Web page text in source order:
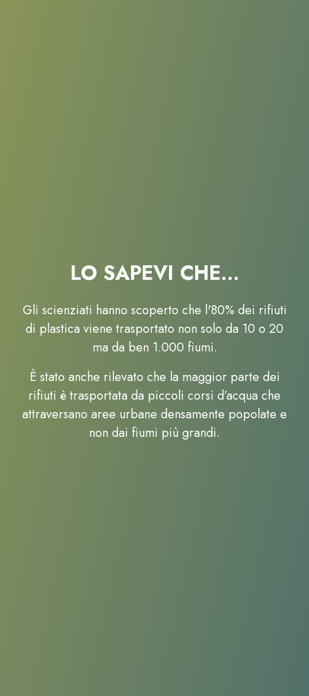
LO SAPEVI CHE…
Gli scienziati hanno scoperto che l'80% dei rifiuti
di plastica viene trasportato non solo da 10 o 20
ma da ben 1.000 fiumi.
È stato anche rilevato che la maggior parte dei
rifiuti è trasportata da piccoli corsi d’acqua che
attraversano aree urbane densamente popolate e
non dai fiumi più grandi.